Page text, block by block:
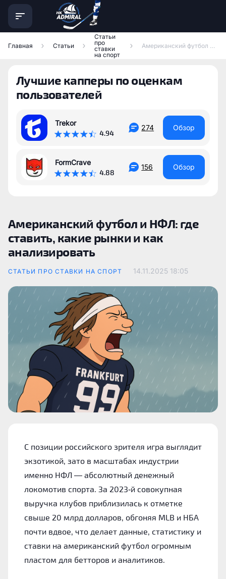
Главная Статьи
Статьи
про
ставки
на спорт
Американский футбол и НФЛ: где ставить, какие рынки и как анализировать
Лучшие капперы по оценкам
пользователей
Trekor
4.94
274 Обзор
FormCrave
4.88
156 Обзор
Американский футбол и НФЛ: где
ставить, какие рынки и как
анализировать
СТАТЬИ ПРО СТАВКИ НА СПОРТ 14.11.2025 18:05
С позиции российского зрителя игра выглядит
экзотикой, зато в масштабах индустрии
именно НФЛ — абсолютный денежный
локомотив спорта. За 2023‑й совокупная
выручка клубов приблизилась к отметке
свыше 20 млрд долларов, обгоняя MLB и НБА
почти вдвое, что делает данные, статистику и
ставки на американский футбол огромным
пластом для бетторов и аналитиков.